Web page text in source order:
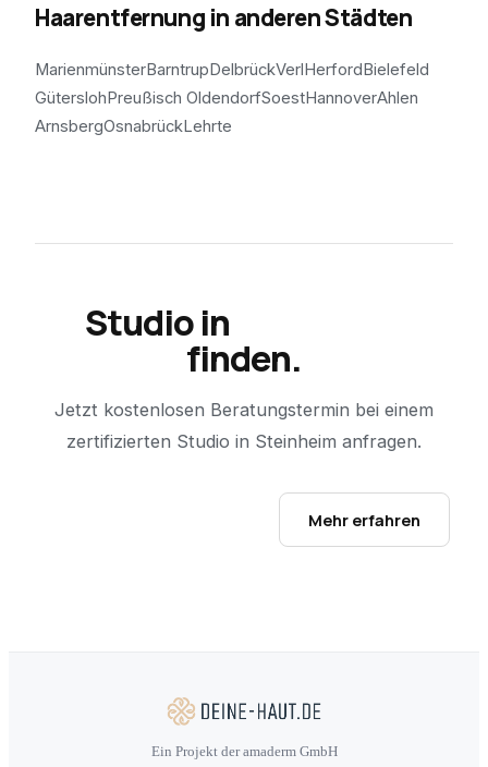
Haarentfernung in anderen Städten
MarienmünsterBarntrupDelbrückVerlHerfordBielefeld
GüterslohPreußisch OldendorfSoestHannoverAhlen
ArnsbergOsnabrückLehrte
Studio in
finden.
Jetzt kostenlosen Beratungstermin bei einem
zertifizierten Studio in Steinheim anfragen.
Mehr erfahren
Ein Projekt der amaderm GmbH